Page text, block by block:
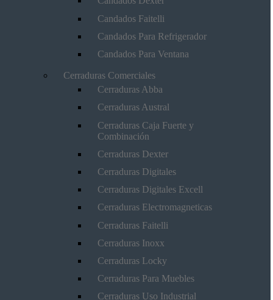
Candados Faitelli
Candados Para Refrigerador
Candados Para Ventana
Cerraduras Comerciales
Cerraduras Abba
Cerraduras Austral
Cerraduras Caja Fuerte y
Combinación
Cerraduras Dexter
Cerraduras Digitales
Cerraduras Digitales Excell
Cerraduras Electromagneticas
Cerraduras Faitelli
Cerraduras Inoxx
Cerraduras Locky
Cerraduras Para Muebles
Cerraduras Uso Industrial